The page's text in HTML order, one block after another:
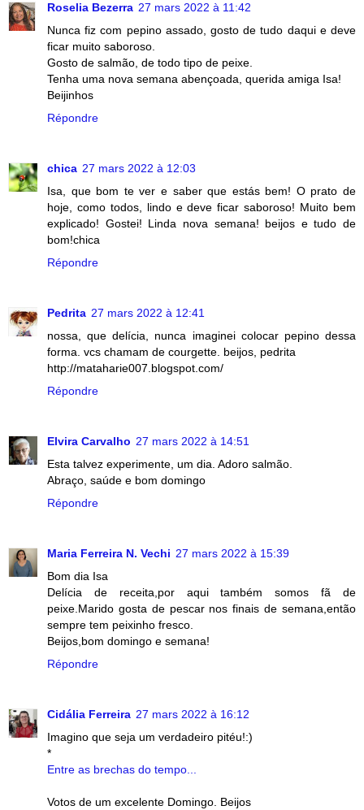
Roselia Bezerra 27 mars 2022 à 11:42
Nunca fiz com pepino assado, gosto de tudo daqui e deve
ficar muito saboroso.
Gosto de salmão, de todo tipo de peixe.
Tenha uma nova semana abençoada, querida amiga Isa!
Beijinhos
Répondre
chica 27 mars 2022 à 12:03
Isa, que bom te ver e saber que estás bem! O prato de
hoje, como todos, lindo e deve ficar saboroso! Muito bem
explicado! Gostei! Linda nova semana! beijos e tudo de
bom!chica
Répondre
Pedrita 27 mars 2022 à 12:41
nossa, que delícia, nunca imaginei colocar pepino dessa
forma. vcs chamam de courgette. beijos, pedrita
http://mataharie007.blogspot.com/
Répondre
Elvira Carvalho 27 mars 2022 à 14:51
Esta talvez experimente, um dia. Adoro salmão.
Abraço, saúde e bom domingo
Répondre
Maria Ferreira N. Vechi 27 mars 2022 à 15:39
Bom dia Isa
Delícia de receita,por aqui também somos fã de
peixe.Marido gosta de pescar nos finais de semana,então
sempre tem peixinho fresco.
Beijos,bom domingo e semana!
Répondre
Cidália Ferreira 27 mars 2022 à 16:12
Imagino que seja um verdadeiro pitéu!:)
*
Entre as brechas do tempo...
Votos de um excelente Domingo. Beijos